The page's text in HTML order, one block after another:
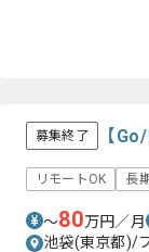
募集終了 【
リモートOK 長
〜80万円／月
池袋(東京都)/